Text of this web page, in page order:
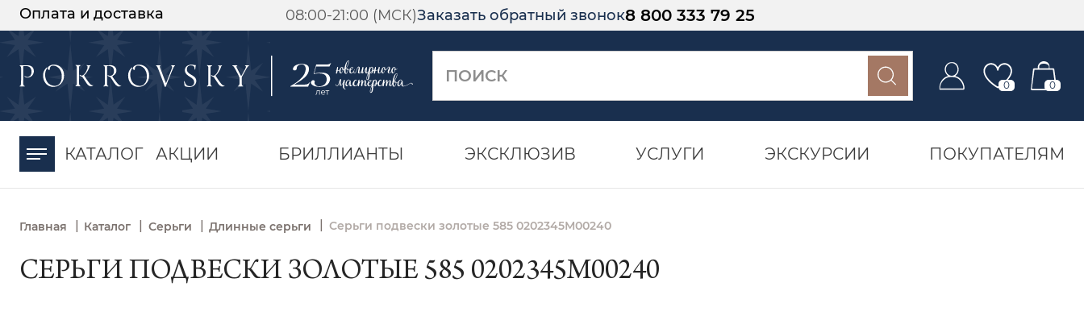
Оплата и доставка 08:00-21:00 (МСК)Заказать обратный звонок8 800 333 79 25
0 0
КАТАЛОГ АКЦИИ БРИЛЛИАНТЫ ЭКСКЛЮЗИВ УСЛУГИ ЭКСКУРСИИ ПОКУПАТЕЛЯМ
Главная | Каталог | Серьги | Длинные серьги Серьги подвески золотые 585 0202345М00240
СЕРЬГИ ПОДВЕСКИ ЗОЛОТЫЕ 585 0202345М00240
-30%
момента оплаты